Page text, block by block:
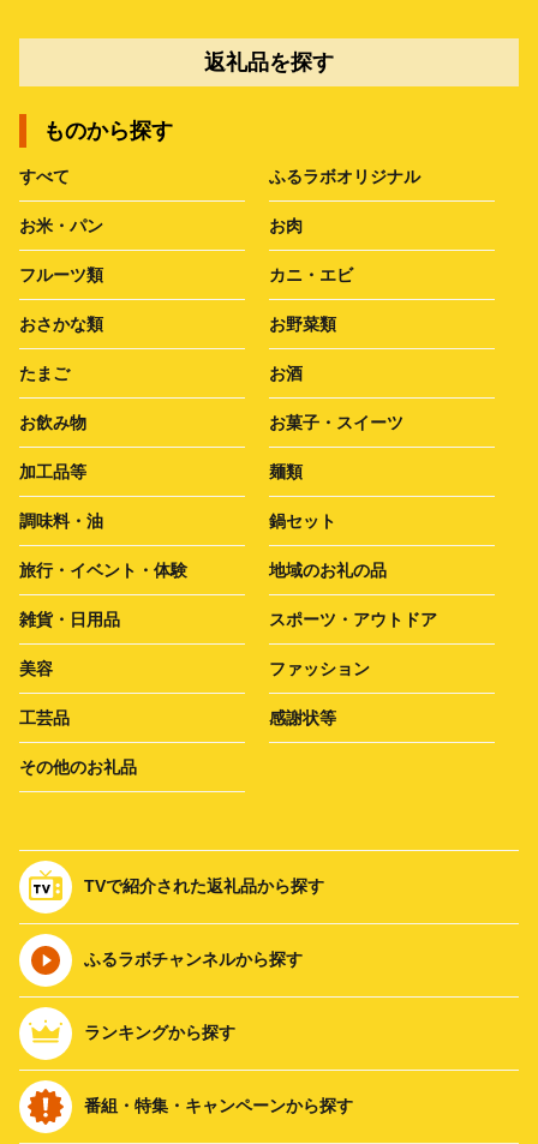
返礼品を探す
ものから探す
すべて ふるラボオリジナル
お米・パン お肉
フルーツ類 カニ・エビ
おさかな類 お野菜類
たまご お酒
お飲み物 お菓子・スイーツ
加工品等 麺類
調味料・油 鍋セット
旅行・イベント・体験 地域のお礼の品
雑貨・日用品 スポーツ・アウトドア
美容 ファッション
工芸品 感謝状等
その他のお礼品
TVで紹介された返礼品から探す
ふるラボチャンネルから探す
ランキングから探す
番組・特集・キャンペーンから探す